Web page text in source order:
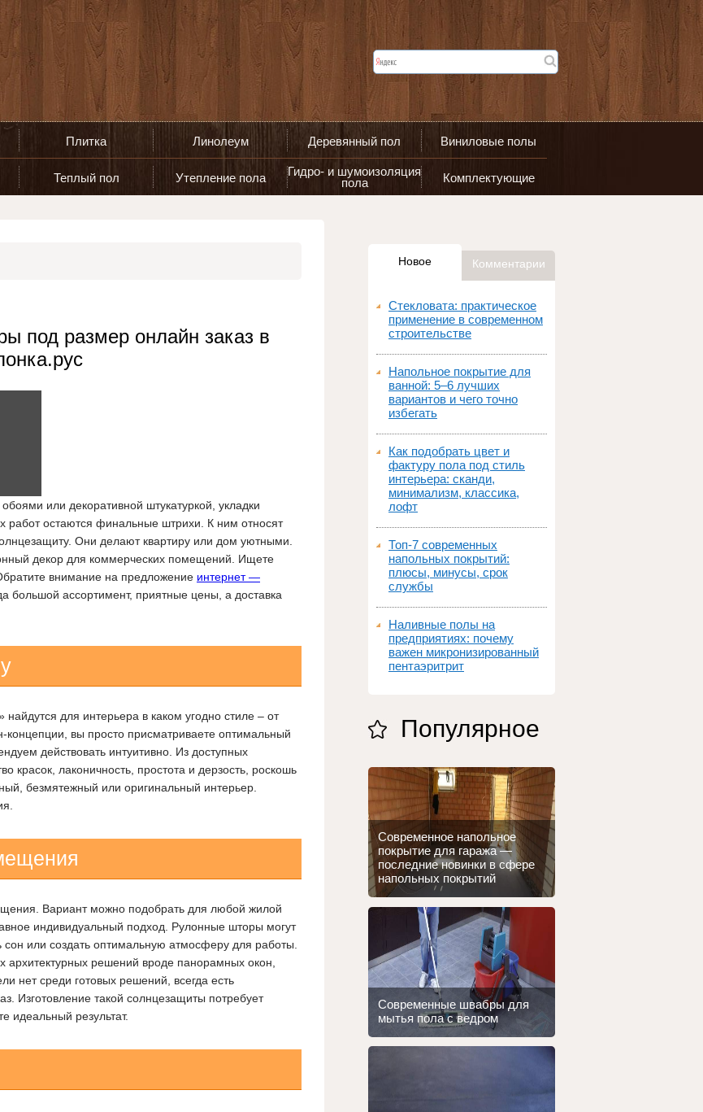
Плитка Линолеум Деревянный пол Виниловые полы
Теплый пол Утепление пола
Гидро- и шумоизоляция
пола
Комплектующие
под размер онлайн заказ в
или декоративной штукатуркой, укладки
работ остаются финальные штрихи. К ним относят
Они делают квартиру или дом уютными.
декор для коммерческих помещений. Ищете
внимание на предложение интернет —
большой ассортимент, приятные цены, а доставка
для интерьера в каком угодно стиле – от
вы просто присматриваете оптимальный
действовать интуитивно. Из доступных
красок, лаконичность, простота и дерзость, роскошь
безмятежный или оригинальный интерьер.
Вариант можно подобрать для любой жилой
индивидуальный подход. Рулонные шторы могут
сон или создать оптимальную атмосферу для работы.
архитектурных решений вроде панорамных окон,
нет среди готовых решений, всегда есть
Изготовление такой солнцезащиты потребует
идеальный результат.
Новое Комментарии
Стекловата: практическое
применение в современном
строительстве
Напольное покрытие для
ванной: 5–6 лучших
вариантов и чего точно
избегать
Как подобрать цвет и
фактуру пола под стиль
интерьера: сканди,
минимализм, классика,
лофт
Топ‑7 современных
напольных покрытий:
плюсы, минусы, срок
службы
Наливные полы на
предприятиях: почему
важен микронизированный
пентаэритрит
Популярное
Современное напольное
покрытие для гаража —
последние новинки в сфере
напольных покрытий
Современные швабры для
мытья пола с ведром